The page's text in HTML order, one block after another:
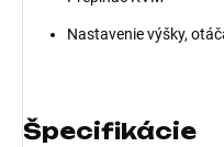
Nastavenie výšky,
Špecifikácie